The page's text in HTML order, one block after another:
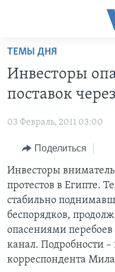
Перейти
основной
контент
навигации
Перейти
поиск
ПРОГРАММЫ
НОВОСТИ ЗА МИНУТУ
ИТОГИ
ПОЧЕМУ ЭТО ВАЖНО?
ДЕТАЛИ
НЬЮ-ЙОРК NEW YORK
АМЕРИКА. БОЛЬШОЕ
УЧИМ АНГЛИЙСКИЙ
НАША АМЕРИКАНСКАЯ
А КАК В АМЕРИКЕ?
АМЕРИКАНСКИЕ
ТЕСТЫ
ЭКСПЕРТИЗА
ИНТЕРВЬЮ
ФАКТЫ ПРОТИВ
ЗА СВОБОДУ ПРЕССЫ
УЧИМ АНГЛИЙСКИЙ
ВИДЕО
ПОДПИСКА НА
ТЕМЫ ДНЯ
Инвесторы
поставок
03 Февраль, 2011 03:00
Поделиться
Инвесторы
протестов в Египте.
стабильно
беспорядков,
опасениями
канал. Подробности
корреспондента